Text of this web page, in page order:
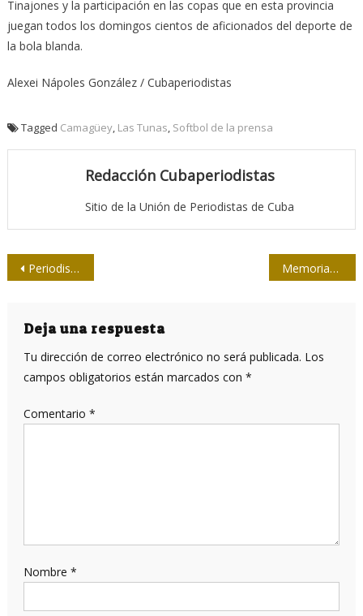
Tinajones y la participación en las copas que en esta provincia
juegan todos los domingos cientos de aficionados del deporte de
la bola blanda.
Alexei Nápoles González / Cubaperiodistas
Tagged Camagüey, Las Tunas, Softbol de la prensa
Redacción Cubaperiodistas
Sitio de la Unión de Periodistas de Cuba
Navegación
entradas
Periodistas y juristas dialogan sobre Legalidad Memorias de unas elecciones
Deja una respuesta
Tu dirección de correo electrónico no será publicada. Los
campos obligatorios están marcados con *
Comentario *
Nombre *